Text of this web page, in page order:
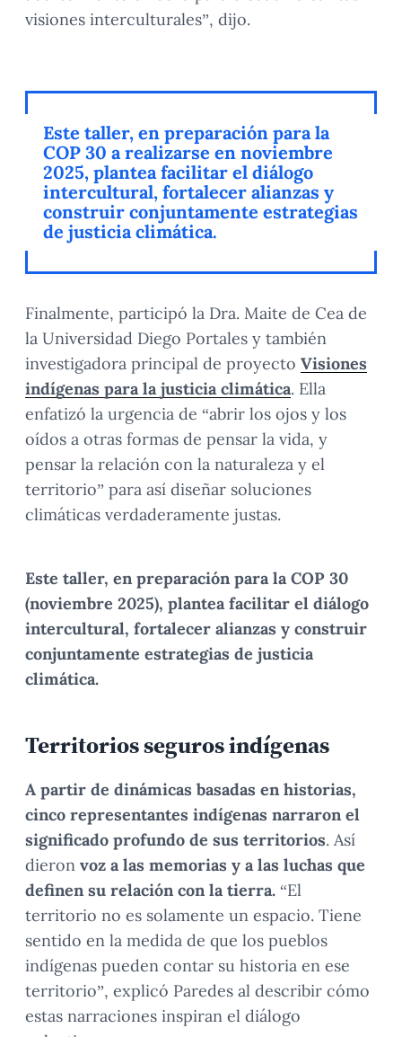
visiones interculturales”, dijo.
Este taller, en preparación para la
COP 30 a realizarse en noviembre
2025, plantea facilitar el diálogo
intercultural, fortalecer alianzas y
construir conjuntamente estrategias
de justicia climática.
Finalmente, participó la Dra. Maite de Cea de
la Universidad Diego Portales y también
investigadora principal de proyecto Visiones
indígenas para la justicia climática. Ella
enfatizó la urgencia de “abrir los ojos y los
oídos a otras formas de pensar la vida, y
pensar la relación con la naturaleza y el
territorio” para así diseñar soluciones
climáticas verdaderamente justas.
Este taller, en preparación para la COP 30
(noviembre 2025), plantea facilitar el diálogo
intercultural, fortalecer alianzas y construir
conjuntamente estrategias de justicia
climática.
Territorios seguros indígenas
A partir de dinámicas basadas en historias,
cinco representantes indígenas narraron el
significado profundo de sus territorios. Así
dieron voz a las memorias y a las luchas que
definen su relación con la tierra. “El
territorio no es solamente un espacio. Tiene
sentido en la medida de que los pueblos
indígenas pueden contar su historia en ese
territorio”, explicó Paredes al describir cómo
estas narraciones inspiran el diálogo